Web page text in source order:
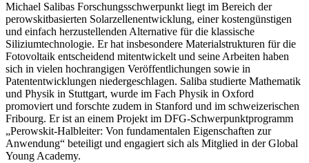
Michael Salibas Forschungsschwerpunkt liegt im Bereich der
perowskitbasierten Solarzellenentwicklung, einer kostengünstigen
und einfach herzustellenden Alternative für die klassische
Siliziumtechnologie. Er hat insbesondere Materialstrukturen für die
Fotovoltaik entscheidend mitentwickelt und seine Arbeiten haben
sich in vielen hochrangigen Veröffentlichungen sowie in
Patententwicklungen niedergeschlagen. Saliba studierte Mathematik
und Physik in Stuttgart, wurde im Fach Physik in Oxford
promoviert und forschte zudem in Stanford und im schweizerischen
Fribourg. Er ist an einem Projekt im DFG-Schwerpunktprogramm
„Perowskit-Halbleiter: Von fundamentalen Eigenschaften zur
Anwendung“ beteiligt und engagiert sich als Mitglied in der Global
Young Academy.